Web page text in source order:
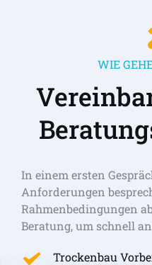
WIE
In einem ersten
Anforderungen
Rahmenbedingungen
Beratung, um schnell
Trockenbau